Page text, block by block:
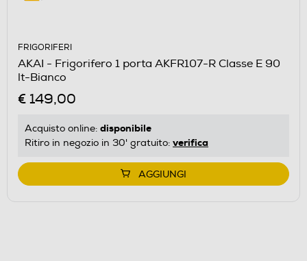
FRIGORIFERI
AKAI - Frigorifero 1 porta AKFR107-R Classe E 90
lt-Bianco
€ 149,00
Acquisto online: disponibile
Ritiro in negozio in 30' gratuito: verifica
AGGIUNGI